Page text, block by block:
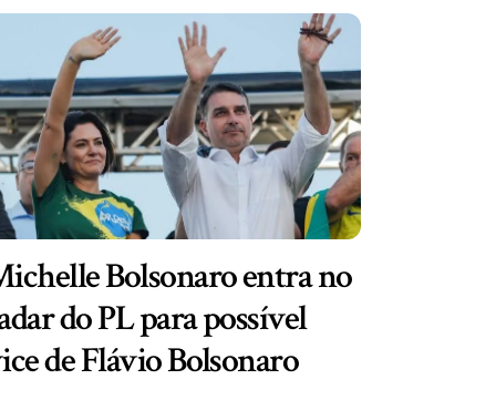
Bolsonaro entra no
do PL para possível
de Flávio Bolsonaro